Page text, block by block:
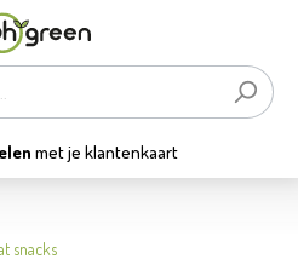
van België
snacks